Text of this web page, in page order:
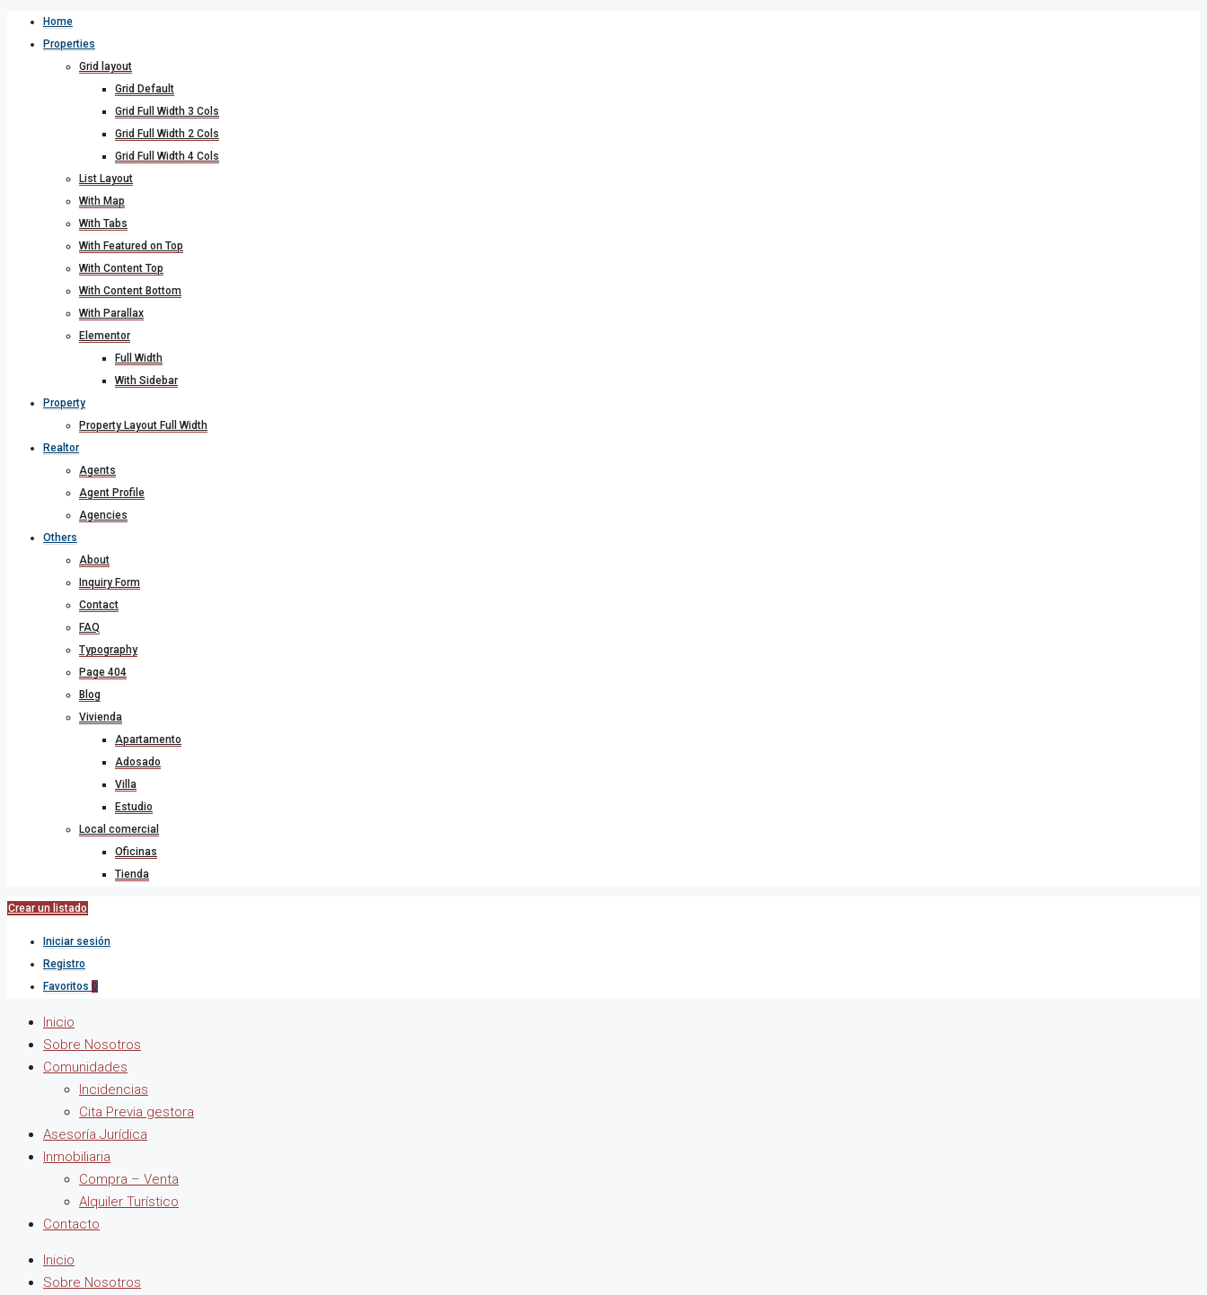
Home
Properties
Grid layout
Grid Default
Grid Full Width 3 Cols
Grid Full Width 2 Cols
Grid Full Width 4 Cols
List Layout
With Map
With Tabs
With Featured on Top
With Content Top
With Content Bottom
With Parallax
Elementor
Full Width
With Sidebar
Property
Property Layout Full Width
Realtor
Agents
Agent Profile
Agencies
Others
About
Inquiry Form
Contact
FAQ
Typography
Page 404
Blog
Vivienda
Apartamento
Adosado
Villa
Estudio
Local comercial
Oficinas
Tienda
Crear un listado
Iniciar sesión
Registro
Favoritos 0
Inicio
Sobre Nosotros
Comunidades
Incidencias
Cita Previa gestora
Asesoría Jurídica
Inmobiliaria
Compra – Venta
Alquiler Turístico
Contacto
Inicio
Sobre Nosotros